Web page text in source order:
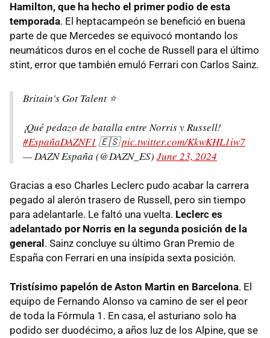
Hamilton, que ha hecho el primer podio de esta
temporada. El heptacampeón se benefició en buena
parte de que Mercedes se equivocó montando los
neumáticos duros en el coche de Russell para el último
stint, error que también emuló Ferrari con Carlos Sainz.
Britain's Got Talent ⭐
¡Qué pedazo de batalla entre Norris y Russell!
#EspañaDAZNF1 🇪🇸pic.twitter.com/KkwKHL1iw7
— DAZN España (@DAZN_ES) June 23, 2024
Gracias a eso Charles Leclerc pudo acabar la carrera
pegado al alerón trasero de Russell, pero sin tiempo
para adelantarle. Le faltó una vuelta. Leclerc es
adelantado por Norris en la segunda posición de la
general . Sainz concluye su último Gran Premio de
España con Ferrari en una insípida sexta posición.
Tristísimo papelón de Aston Martin en Barcelona. El
equipo de Fernando Alonso va camino de ser el peor
de toda la Fórmula 1. En casa, el asturiano solo ha
podido ser duodécimo, a años luz de los Alpine, que se